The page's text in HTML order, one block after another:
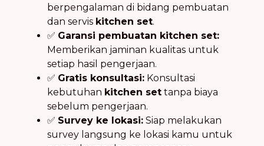
berpengalaman di bidang pembuatan
dan servis kitchen set.
✅ Garansi pembuatan kitchen set:
Memberikan jaminan kualitas untuk
setiap hasil pengerjaan.
✅ Gratis konsultasi: Konsultasi
kebutuhan kitchen set tanpa biaya
sebelum pengerjaan.
✅ Survey ke lokasi: Siap melakukan
survey langsung ke lokasi kamu untuk